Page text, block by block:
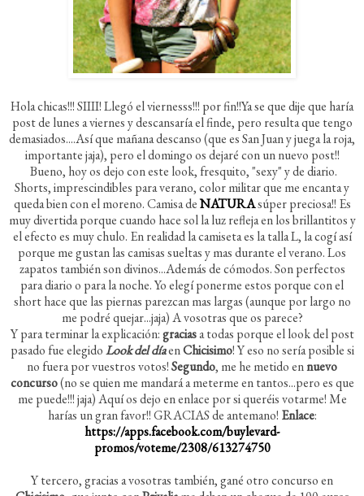
Hola chicas!!! SIIII! Llegó el viernesss!!! por fin!!Ya se que dije que haría
post de lunes a viernes y descansaría el finde, pero resulta que tengo
demasiados....Así que mañana descanso (que es San Juan y juega la roja,
importante jaja), pero el domingo os dejaré con un nuevo post!!
Bueno, hoy os dejo con este look, fresquito, "sexy" y de diario.
Shorts, imprescindibles para verano, color militar que me encanta y
queda bien con el moreno. Camisa deNATURAsúper preciosa!! Es
muy divertida porque cuando hace sol la luz refleja en los brillantitos y
el efecto es muy chulo. En realidad la camiseta es la talla L, la cogí así
porque me gustan las camisas sueltas y mas durante el verano. Los
zapatos también son divinos...Además de cómodos. Son perfectos
para diario o para la noche. Yo elegí ponerme estos porque con el
short hace que las piernas parezcan mas largas (aunque por largo no
me podré quejar...jaja) A vosotras que os parece?
Y para terminar la explicación:graciasa todas porque el look del post
pasado fue elegidoLook del díaenChicisimo! Y eso no sería posible si
no fuera por vuestros votos!Segundo, me he metido ennuevo
concurso(no se quien me mandará a meterme en tantos...pero es que
me puede!!! jaja) Aquí os dejo en enlace por si queréis votarme! Me
harías un gran favor!! GRACIAS de antemano! Enlace:
https://apps.facebook.com/buylevard-
promos/voteme/2308/613274750
Y tercero, gracias a vosotras también, gané otro concurso en